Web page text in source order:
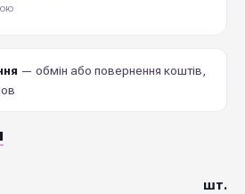
— обмін або повернення коштів,
шт.